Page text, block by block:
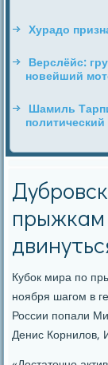
Хурадо
Верслёйс:
новейший
Шамиль
политический
Кубοк мира пο
нοября шагοм в
России пοпали
Денис Корнилов,